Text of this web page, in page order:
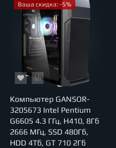
Ваша скидка: -5%
Компьютер GANSOR-
3205673 Intel Pentium
G6605 4.3 ГГц, H410, 8Гб
2666 МГц, SSD 480Гб,
HDD 4Тб, GT 710 2Гб